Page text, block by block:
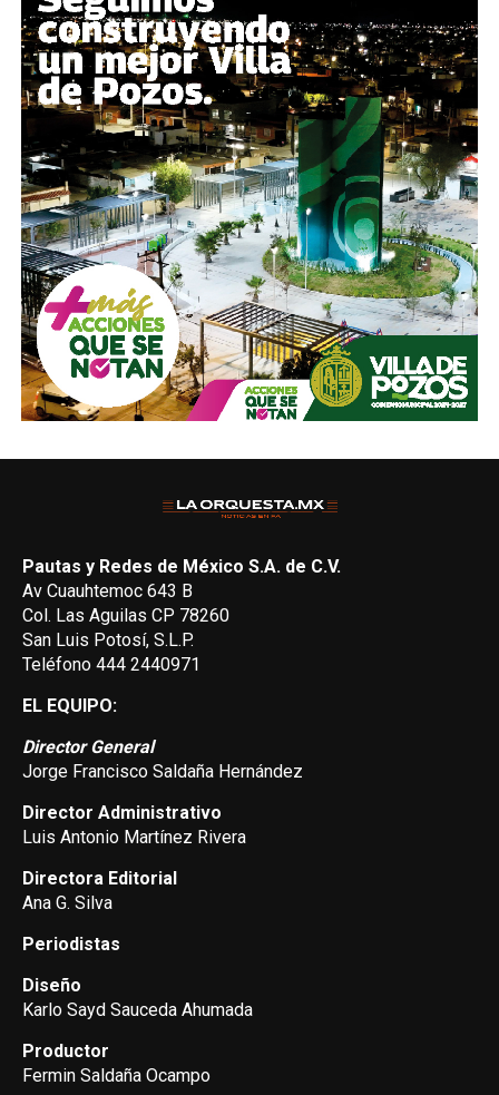
Pautas y Redes de México S.A. de C.V.
Av Cuauhtemoc 643 B
Col. Las Aguilas CP 78260
San Luis Potosí, S.L.P.
Teléfono 444 2440971
EL EQUIPO:
Director General
Jorge Francisco Saldaña Hernández
Director Administrativo
Luis Antonio Martínez Rivera
Directora Editorial
Ana G. Silva
Periodistas
Diseño
Karlo Sayd Sauceda Ahumada
Productor
Fermin Saldaña Ocampo